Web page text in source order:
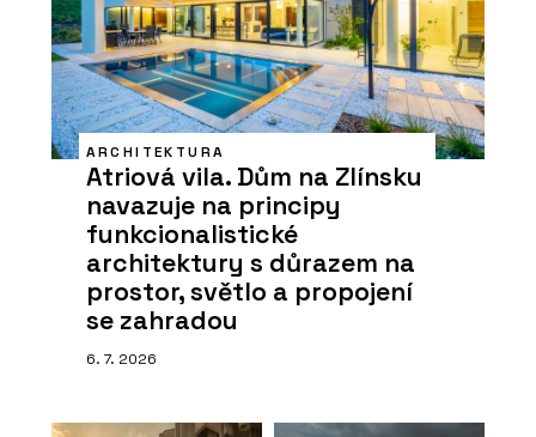
ARCHITEKTURA
Atriová vila. Dům na Zlínsku
navazuje na principy
funkcionalistické
architektury s důrazem na
prostor, světlo a propojení
se zahradou
6. 7. 2026